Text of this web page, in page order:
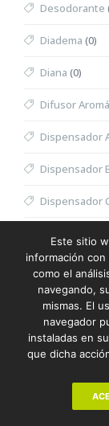
Desodorante
Diadema (0)
Diana (0)
Difusor
Dispensador
Dispensador
Dispensador
Divot(0)
Dominó (0)
Doudou(0)
Dron (0)
Eau de
Este sitio
información
como el
navegando,
mismas. El
navegador
instaladas en
que dicha